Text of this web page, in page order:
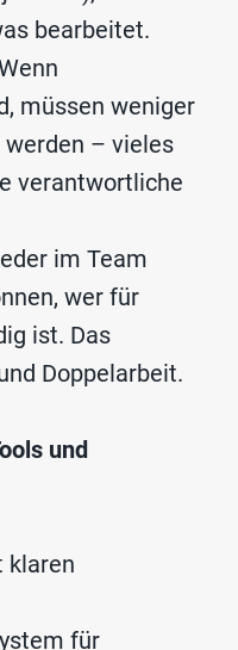
bearbeitet.
müssen weniger
werden – vieles
verantwortliche
im Team
wer für
ist. Das
Doppelarbeit.
und
klaren
für